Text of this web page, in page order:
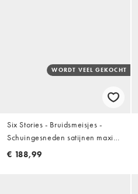
WORDT VEEL GEKOCHT
Six Stories - Bruidsmeisjes -
Schuingesneden satijnen maxi
cami-jurk in mosgroen
€ 188,99